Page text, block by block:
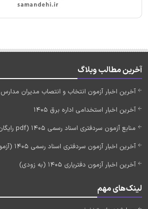
آخرین مطالب وبلاگ
آخرین اخبار آزمون انتخاب و انتصاب مدیران مدارس 1405 (کارت آزمون)
آخرین اخبار استخدامی اداره برق 1405
منابع آزمون سردفتری اسناد رسمی 1405 (pdf رایگان)
آخرین اخبار آزمون سردفتری اسناد رسمی 1405 (آزمون جدید)
آخرین اخبار آزمون دفتریاری 1405 (به زودی)
لینک‌های مهم